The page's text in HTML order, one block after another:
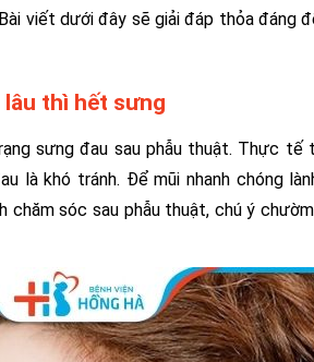
viết dưới đây sẽ giải đáp thỏa đáng
lâu thì hết sưng
sưng đau sau phẫu thuật. Thực tế
là khó tránh. Để mũi nhanh chóng
chăm sóc sau phẫu thuật, chú ý